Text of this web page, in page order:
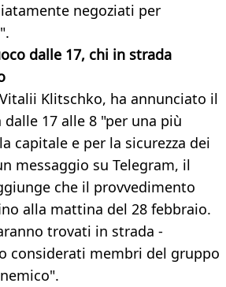
negoziati per
dalle 17, chi in strada
Klitschko, ha annunciato il
17 alle 8 "per una più
capitale e per la sicurezza dei
messaggio su Telegram, il
che il provvedimento
alla mattina del 28 febbraio.
trovati in strada -
considerati membri del gruppo